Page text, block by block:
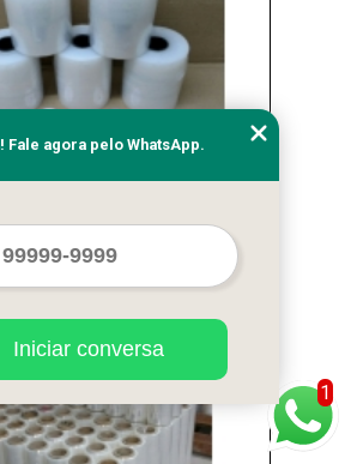
de filme stretch leitoso Vila Sônia
1
Fale agora pelo WhatsApp.
Iniciar conversa